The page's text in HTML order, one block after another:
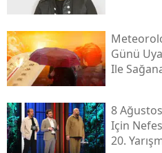
Günü
Ile
8
Için
20.